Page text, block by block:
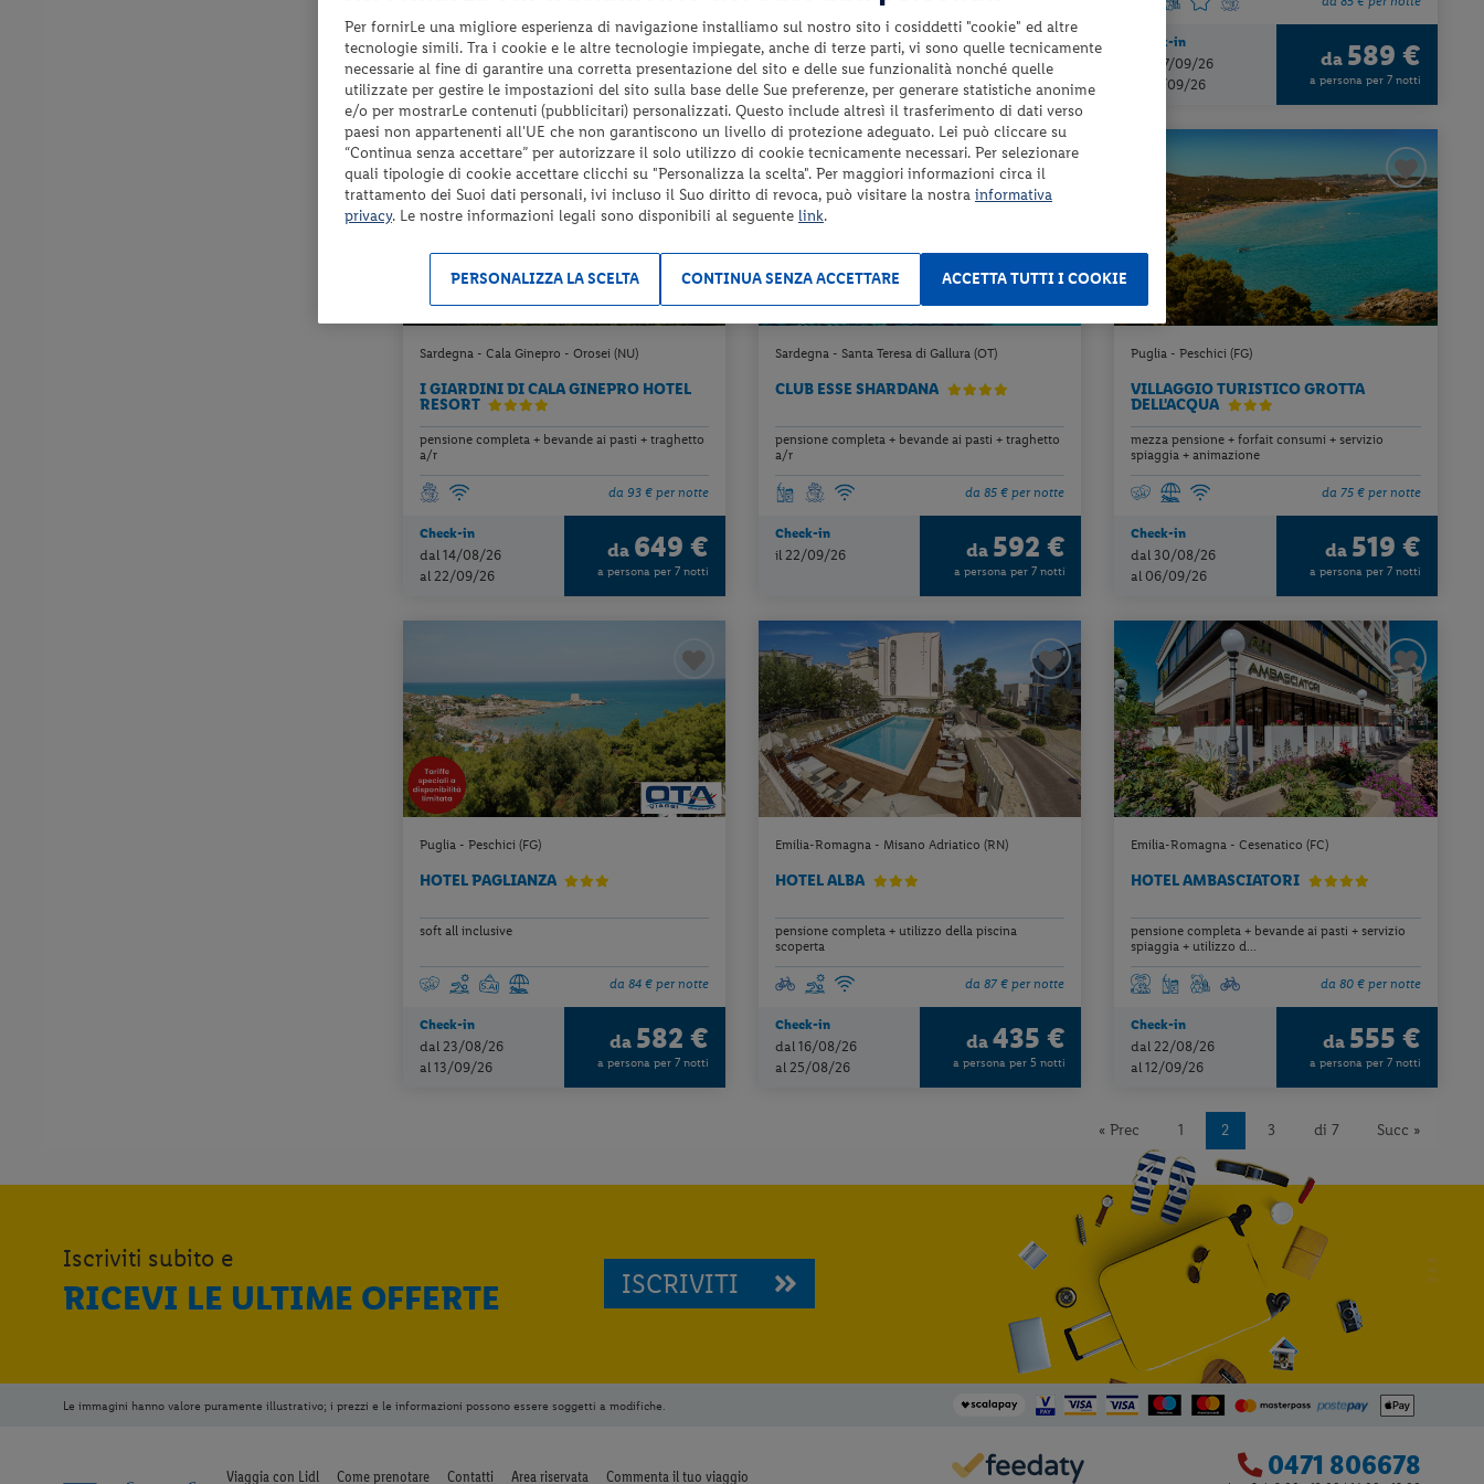
Check-in
dal 30/08/26
al 06/09/26
da479 €
a persona per 7 notti
Check-in
dal 13/08/26
al 17/09/26
da625 €
a persona per 7 notti
Check-in
dal 07/09/26
al 24/09/26
da 589 €
a persona per 7 notti
Sardegna - Cala Ginepro - Orosei (NU)
I GIARDINI DI CALA GINEPRO HOTEL
RESORT
pensione completa + bevande ai pasti + traghetto
a/r
da 93 € per notte
Check-in
dal 14/08/26
al 22/09/26
da 649 €
a persona per 7 notti
Sardegna - Santa Teresa di Gallura (OT)
CLUB ESSE SHARDANA
pensione completa + bevande ai pasti + traghetto
a/r
da 85 € per notte
Check-in
il 22/09/26 da 592 €
a persona per 7 notti
Puglia - Peschici (FG)
VILLAGGIO TURISTICO GROTTA
DELL'ACQUA
mezza pensione + forfait consumi + servizio
spiaggia + animazione
da 75 € per notte
Check-in
dal 30/08/26
al 06/09/26
da 519 €
a persona per 7 notti
Puglia - Peschici (FG)
HOTEL PAGLIANZA
soft all inclusive
da 84 € per notte
Check-in
dal 23/08/26
al 13/09/26
da 582 €
a persona per 7 notti
Emilia-Romagna - Misano Adriatico (RN)
HOTEL ALBA
pensione completa + utilizzo della piscina
scoperta
da 87 € per notte
Check-in
dal 16/08/26
al 25/08/26
da 435 €
a persona per 5 notti
Emilia-Romagna - Cesenatico (FC)
HOTEL AMBASCIATORI
pensione completa + bevande ai pasti + servizio
spiaggia + utilizzo d...
da 80 € per notte
Check-in
dal 22/08/26
al 12/09/26
da 555 €
a persona per 7 notti
« Prec 1 2 3 di 7 Succ »
Iscriviti subito e
RICEVI LE ULTIME OFFERTE ISCRIVITI
Le immagini hanno valore puramente illustrativo; i prezzi e le informazioni possono essere soggetti a modifiche.
Viaggia con Lidl Come prenotare Contatti Area riservata Commenta il tuo viaggio 0471 806678
Per fornirLe una migliore esperienza di navigazione installiamo sul nostro sito i cosiddetti "cookie" ed altre
tecnologie simili. Tra i cookie e le altre tecnologie impiegate, anche di terze parti, vi sono quelle tecnicamente
necessarie al fine di garantire una corretta presentazione del sito e delle sue funzionalità nonché quelle
utilizzate per gestire le impostazioni del sito sulla base delle Sue preferenze, per generare statistiche anonime
e/o per mostrarLe contenuti (pubblicitari) personalizzati. Questo include altresì il trasferimento di dati verso
paesi non appartenenti all'UE che non garantiscono un livello di protezione adeguato. Lei può cliccare su
“Continua senza accettare” per autorizzare il solo utilizzo di cookie tecnicamente necessari. Per selezionare
quali tipologie di cookie accettare clicchi su "Personalizza la scelta". Per maggiori informazioni circa il
trattamento dei Suoi dati personali, ivi incluso il Suo diritto di revoca, può visitare la nostra informativa
privacy. Le nostre informazioni legali sono disponibili al seguente link.
ACCETTA TUTTI I COOKIE
CONTINUA SENZA ACCETTARE
PERSONALIZZA LA SCELTA